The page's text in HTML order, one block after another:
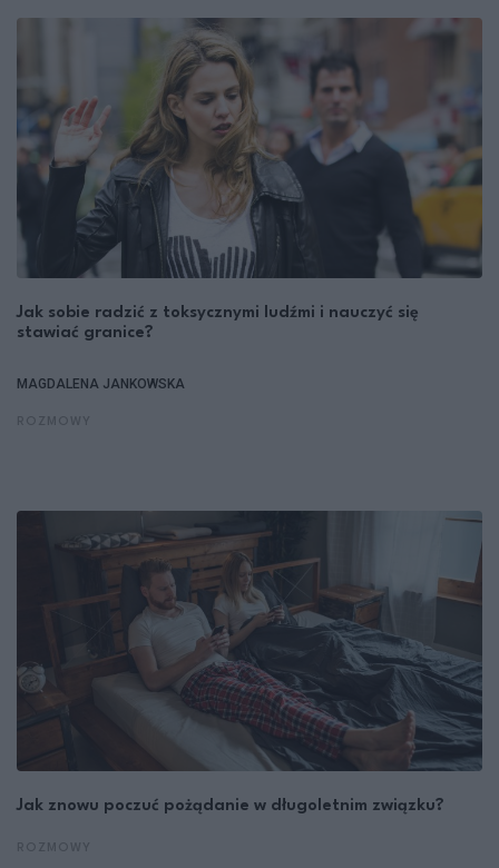
Jak sobie radzić z toksycznymi ludźmi i nauczyć się
stawiać granice?
MAGDALENA JANKOWSKA
Jak znowu poczuć pożądanie w długoletnim związku?